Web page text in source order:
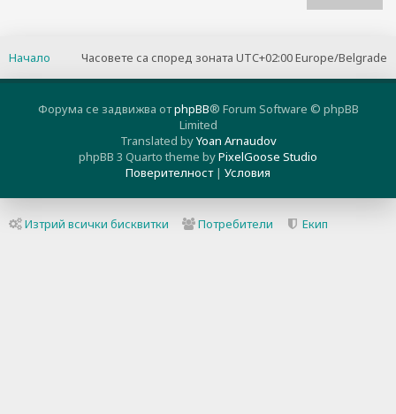
Часовете са според зоната UTC+02:00 Europe/Belgrade
Начало
Форума се задвижва отphpBB® Forum Software © phpBB
Limited
Translated byYoan Arnaudov
phpBB 3 Quarto theme byPixelGoose Studio
Поверителност| Условия
Изтрий всички бисквитки Потребители Екип